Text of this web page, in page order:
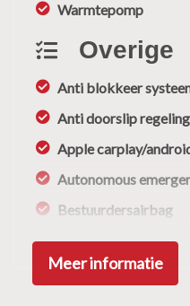
Warmtepomp
Overige
Anti blokkeer
Anti doorslip regeling
Apple carplay/
Autonomous
Bestuurdersairbag
Bluetooth
Bots waarschuwing
Meer informatie